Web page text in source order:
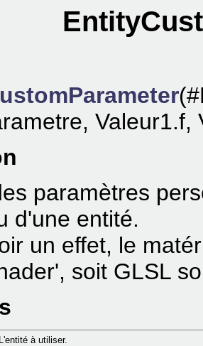
Valeur1.f,
paramètres
d'une entité.
un effet, le
soit GLSL
L'entité à utiliser.